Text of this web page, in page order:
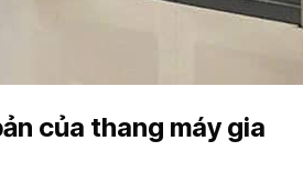
của thang máy gia